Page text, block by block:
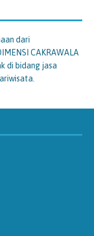
dari
CAKRAWALA
di bidang jasa